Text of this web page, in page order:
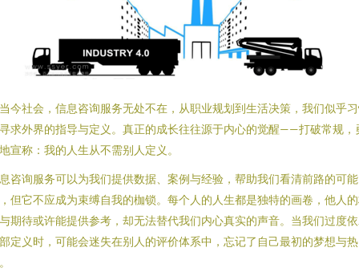
今社会，信息咨询服务无处不在，从职业规划到生活决策，我们似乎
求外界的指导与定义。真正的成长往往源于内心的觉醒——打破常规，
宣称：我的人生从不需别人定义。
咨询服务可以为我们提供数据、案例与经验，帮助我们看清前路的可能
但它不应成为束缚自我的枷锁。每个人的人生都是独特的画卷，他人
期待或许能提供参考，却无法替代我们内心真实的声音。当我们过度
定义时，可能会迷失在别人的评价体系中，忘记了自己最初的梦想与热